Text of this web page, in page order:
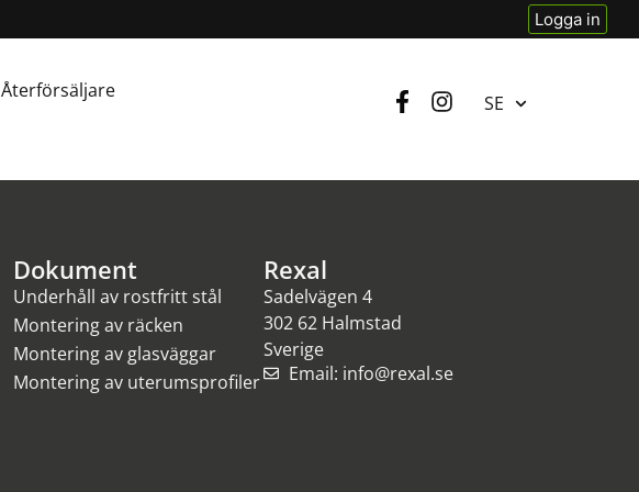
Logga in
Återförsäljare
SE
Dokument
Underhåll av rostfritt stål
Montering av räcken
Montering av glasväggar
Montering av uterumsprofiler
Rexal
Sadelvägen 4
302 62 Halmstad
Sverige
Email: info@rexal.se